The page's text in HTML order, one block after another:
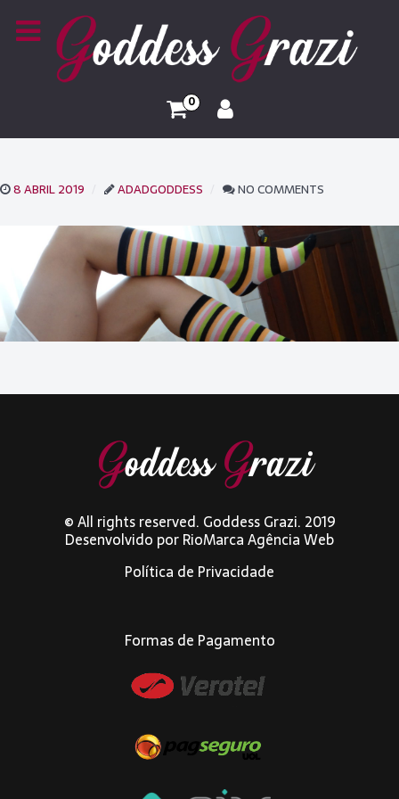
0
8 ABRIL 2019 ADADGODDESS NO COMMENTS
© All rights reserved. Goddess Grazi. 2019
Desenvolvido porRioMarca Agência Web
Política de Privacidade
Formas de Pagamento